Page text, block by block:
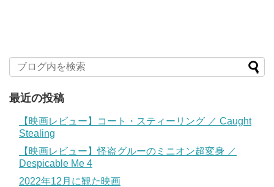
最近の投稿
【映画レビュー】コート・スティーリング ／ Caught
Stealing
【映画レビュー】怪盗グルーのミニオン超変身 ／
Despicable Me 4
2022年12月に観た映画